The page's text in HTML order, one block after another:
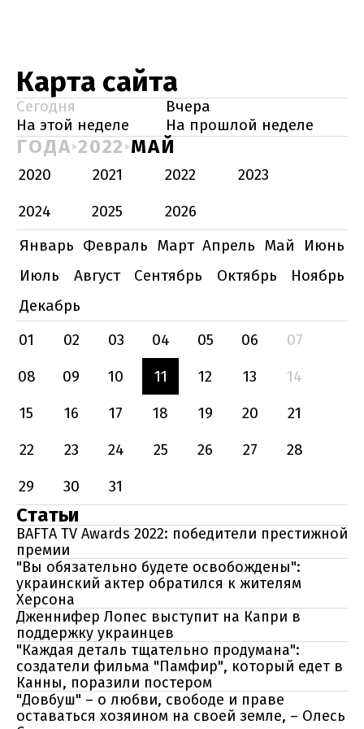
Карта сайта
Сегодня
Вчера
На этой неделе
На прошлой неделе
ГОДА 2022 МАЙ
2020 2021 2022
2023
2024
2025
2026
Январь Февраль Март Апрель Май
Июнь
Июль
Август Сентябрь Октябрь
Ноябрь
Декабрь
01
02 03 04 05 06
07
08
09 10 11 12 13
14
15
16 17 18 19 20
21
22
23 24 25 26 27
28
29
30 31
Статьи
BAFTA TV Awards 2022: победители престижной
премии
"Вы обязательно будете освобождены":
украинский актер обратился к жителям
Херсона
Дженнифер Лопес выступит на Капри в
поддержку украинцев
"Каждая деталь тщательно продумана":
создатели фильма "Памфир", который едет в
Канны, поразили постером
"Довбуш" – о любви, свободе и праве
оставаться хозяином на своей земле, – Олесь